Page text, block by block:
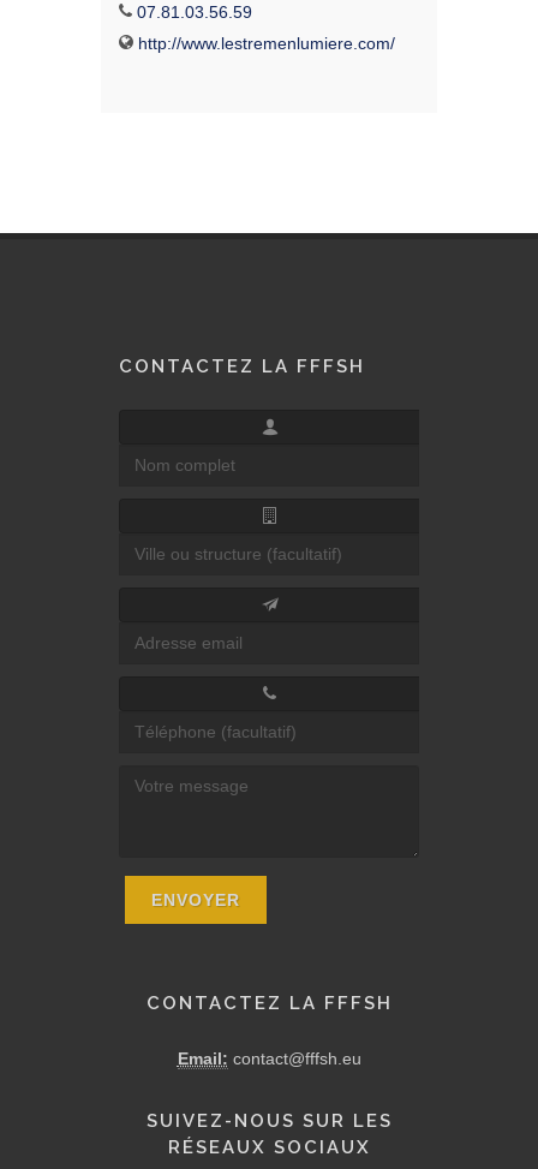
07.81.03.56.59
http://www.lestremenlumiere.com/
CONTACTEZ LA FFFSH
CONTACTEZ LA FFFSH
Email: contact@fffsh.eu
SUIVEZ-NOUS SUR LES
RÉSEAUX SOCIAUX